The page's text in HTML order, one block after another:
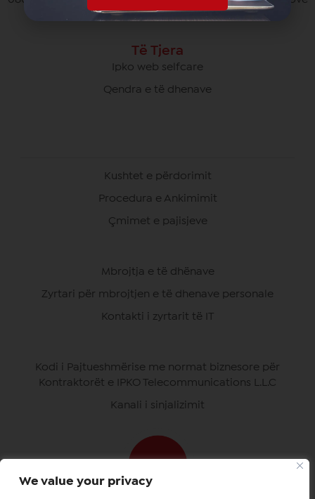
We value your privacy
Të Tjera
Ipko web selfcare
Qendra e të dhenave
Kushtet e përdorimit
Procedura e Ankimimit
Çmimet e pajisjeve
Mbrojtja e të dhënave
Zyrtari për mbrojtjen e të dhenave personale
Kontakti i zyrtarit të IT
Kodi i Pajtueshmërise me normat biznesore për
Kontraktorët e IPKO Telecommunications L.L.C
Kanali i sinjalizimit